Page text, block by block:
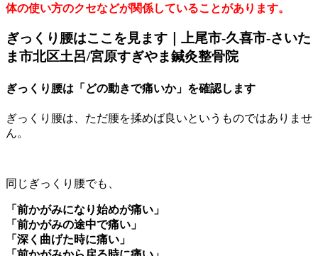
体の使い方のクセなどが関係していることがあります。
ぎっくり腰はここを見ます｜上尾市-久喜市-さいた
ま市北区土呂/宮原すぎやま鍼灸整骨院
ぎっくり腰は「どの動きで痛いか」を確認します
ぎっくり腰は、ただ腰を揉めば良いというものではありませ
ん。
同じぎっくり腰でも、
「前かがみになり始めが痛い」
「前かがみの途中で痛い」
「深く曲げた時に痛い」